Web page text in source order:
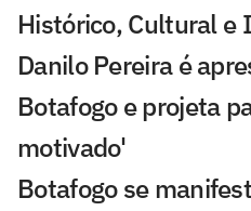
Histórico, Cultural e
Danilo Pereira é
Botafogo e projeta
motivado'
Botafogo se